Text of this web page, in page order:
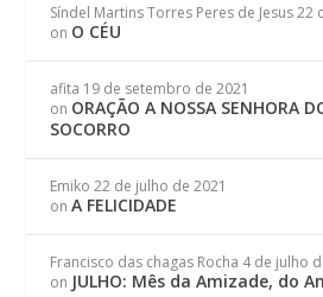
Síndel Martins Torres Peres de Jesus 22
on O CÉU
afita 19 de setembro de 2021
on ORAÇÃO A NOSSA SENHORA
SOCORRO
Emiko 22 de julho de 2021
onA FELICIDADE
Francisco das chagas Rocha 4 de julho
on JULHO: Mês da Amizade, do